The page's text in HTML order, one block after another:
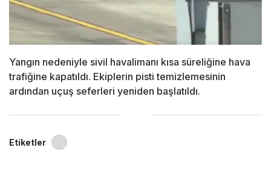
Yangın nedeniyle sivil havalimanı kısa süreliğine hava
trafiğine kapatıldı. Ekiplerin pisti temizlemesinin
ardından uçuş seferleri yeniden başlatıldı.
Etiketler